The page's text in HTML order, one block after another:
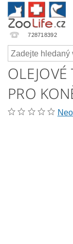
728718392
PRO